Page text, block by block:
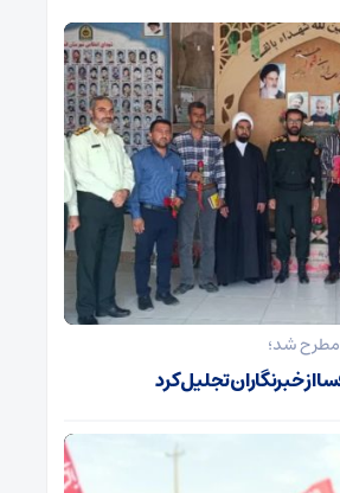
شد؛
از خبرنگاران تجلیل کرد